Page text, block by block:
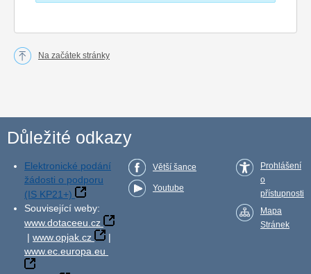
Na začátek stránky
Důležité odkazy
Elektronické podání
žádosti o podporu
(IS KP21+)
Související weby:
www.dotaceeu.cz
| www.opjak.cz
|
www.ec.europa.eu
Větší šance
Youtube
Prohlášení
o
přístupnosti
Mapa
Stránek